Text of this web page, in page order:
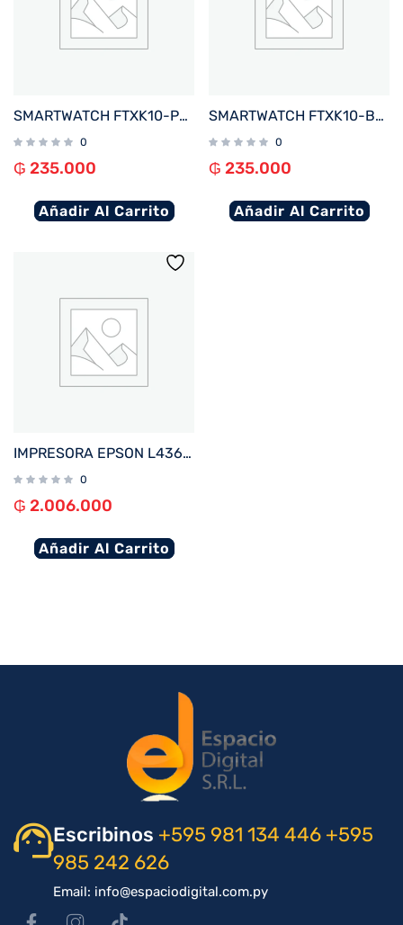
SMARTWATCH FTXK10-PK 45MM ROSA ANDROID%2FIOS%2FBT%2FFREC. CARD%2FNOTIFICACIONES
0
₲ 235.000
Añadir Al Carrito
SMARTWATCH FTXK10-BL 45MM AZUL ANDROID%2FIOS%2FBT%2FFREC. CARD%2FNOTIFICACIONES
0
₲ 235.000
Añadir Al Carrito
IMPRESORA EPSON L4360 ECOTANK IMP%2FCOP%2FSCA%2FWIFI%2FUSB%2FBIVOLT
0
₲ 2.006.000
Añadir Al Carrito
Escribinos +595 981 134 446 +595
985 242 626
Email: info@espaciodigital.com.py